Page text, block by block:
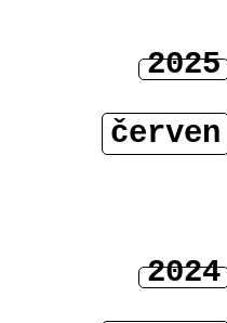
2025
červen
2024